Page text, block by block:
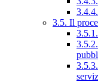
3.5. Il